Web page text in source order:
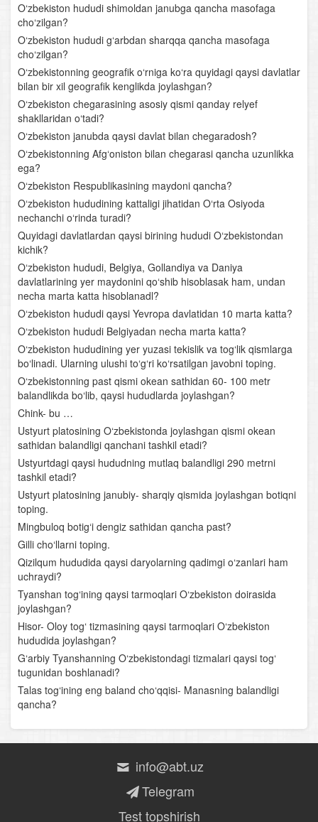
Yevrosiyo. Yevrosiyo materigining umumiy geografik
xususiyatlari
Yevrosiyoning yirik tabiiy- geografik rayonlari
O‘rta Osiyo o‘lkasining umumiy geografik tavsifi
Geografik xaritalar, atlaslar, globus va ular bilan ishlash
O‘rta Osiyoning geologik tuzilishi va relyefi
O‘rta Osiyo iqlimi
O‘rta Osiyo suvlari
O‘rta Osiyo tuproqlari, o‘simliklari va hayvonot dunyosi
O‘rta Osiyoning hududiy tavsifi
O‘zbekiston iqlimi, ichki suvlari va suv boyliklari hamda
ularni muhofaza qilish
O‘zbekistonning tuproqlari, o‘simlik va hayvonot
dunyosi. Tabiiy boyliklar va ularni muhofaza qilish
Tabiat komplekslari tavsifi. Chirchiq- Ohangaron tabiiy-
geografik o‘lkasi
Farg‘ona vodiysi
Mirzacho‘l
Zarafshon vodiysi
Qashqadaryo tabiiy-geografik o‘lkasi
Surxondaryo tabiiy-geografik o‘lkasi
Qizilqum tabiiy-geografik o‘lkasi
Quyi Amudaryo tabiiy-geografik o‘lkasi
Ustyurt tabiiy-geografik o‘lkasi
Tabiiy boylik va tabiiy sharoit
O‘zbekiston aholisi va aholi manzillari
Yoqilg‘i- energetika- kimyo majmuasi
Metallurgiya majmuasi
O‘zbekiston hududi shimoldan janubga qancha masofaga
cho‘zilgan?
O‘zbekiston hududi g‘arbdan sharqqa qancha masofaga
cho‘zilgan?
O‘zbekistonning geografik o‘rniga ko‘ra quyidagi qaysi davlatlar
bilan bir xil geografik kenglikda joylashgan?
O‘zbekiston chegarasining asosiy qismi qanday relyef
shakllaridan o‘tadi?
O‘zbekiston janubda qaysi davlat bilan chegaradosh?
O‘zbekistonning Afg‘oniston bilan chegarasi qancha uzunlikka
ega?
O‘zbekiston Respublikasining maydoni qancha?
O‘zbekiston hududining kattaligi jihatidan O‘rta Osiyoda
nechanchi o‘rinda turadi?
Quyidagi davlatlardan qaysi birining hududi O‘zbekistondan
kichik?
O‘zbekiston hududi, Belgiya, Gollandiya va Daniya
davlatlarining yer maydonini qo‘shib hisoblasak ham, undan
necha marta katta hisoblanadl?
O‘zbekiston hududi qaysi Yevropa davlatidan 10 marta katta?
O‘zbekiston hududi Belgiyadan necha marta katta?
O‘zbekiston hududining yer yuzasi tekislik va tog‘lik qismlarga
bo‘linadi. Ularning ulushi to‘g‘ri ko‘rsatilgan javobni toping.
O‘zbekistonning past qismi okean sathidan 60- 100 metr
balandlikda bo‘lib, qaysi hududlarda joylashgan?
Chink- bu …
Ustyurt platosining O‘zbekistonda joylashgan qismi okean
sathidan balandligi qanchani tashkil etadi?
Ustyurtdagi qaysi hududning mutlaq balandligi 290 metrni
tashkil etadi?
Ustyurt platosining janubiy- sharqiy qismida joylashgan botiqni
toping.
Mingbuloq botig‘i dengiz sathidan qancha past?
Gilli cho‘llarni toping.
Qizilqum hududida qaysi daryolarning qadimgi o‘zanlari ham
uchraydi?
Tyanshan tog‘ining qaysi tarmoqlari O‘zbekiston doirasida
joylashgan?
Hisor- Oloy tog‘ tizmasining qaysi tarmoqlari O‘zbekiston
hududida joylashgan?
G‘arbiy Tyanshanning O‘zbekistondagi tizmalari qaysi tog‘
tugunidan boshlanadi?
Talas tog‘ining eng baland cho‘qqisi- Manasning balandligi
qancha?
info@abt.uz
Telegram
Test topshirish